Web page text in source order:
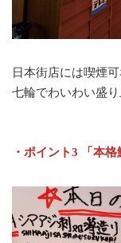
日本街店には喫煙
七輪でわいわい盛り
・ポイント3 「本格